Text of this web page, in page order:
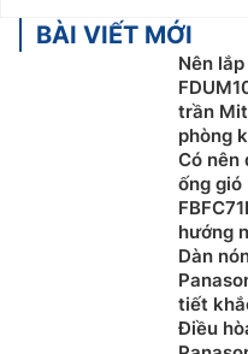
BÀI VIẾT MỚI
Nên
trần
phòng
Có nên
ống gió
hướng
Dàn
tiết
Điều